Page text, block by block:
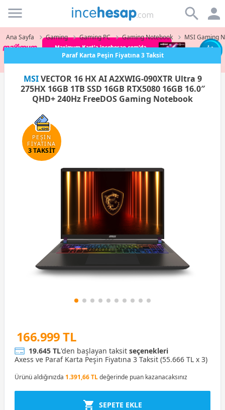
Incehesap
Ana Sayfa Gaming Gaming PC Gaming Notebook MSI Gaming
Paraf Karta Peşin Fiyatına 3 Taksit
MSIVECTOR 16 HX AI A2XWIG-090XTR Ultra 9
275HX 16GB 1TB SSD 16GB RTX5080 16GB 16.0″
QHD+ 240Hz FreeDOS Gaming Notebook
PEŞİN
FİYATINA
3 TAKSİT
166.999 TL
19.645 TL'den başlayan taksit seçenekleri
Axess ve Paraf Karta Peşin Fiyatına 3 Taksit (55.666 TL x 3)
Ürünü aldığınızda 1.391,66 TLdeğerinde puan kazanacaksınız
SEPETE EKLE